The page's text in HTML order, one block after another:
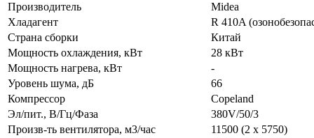
Производитель
Midea
Хладагент
R 410A
Страна сборки
Китай
Мощность охлаждения, кВт
28 кВт
Мощность нагрева, кВт
-
Уровень шума, дБ
66
Компрессор
Copeland
Эл/пит., В/Гц/Фаза
380V/50/3
Произв-ть вентилятора, м3/час
11500 (2 х 5750)